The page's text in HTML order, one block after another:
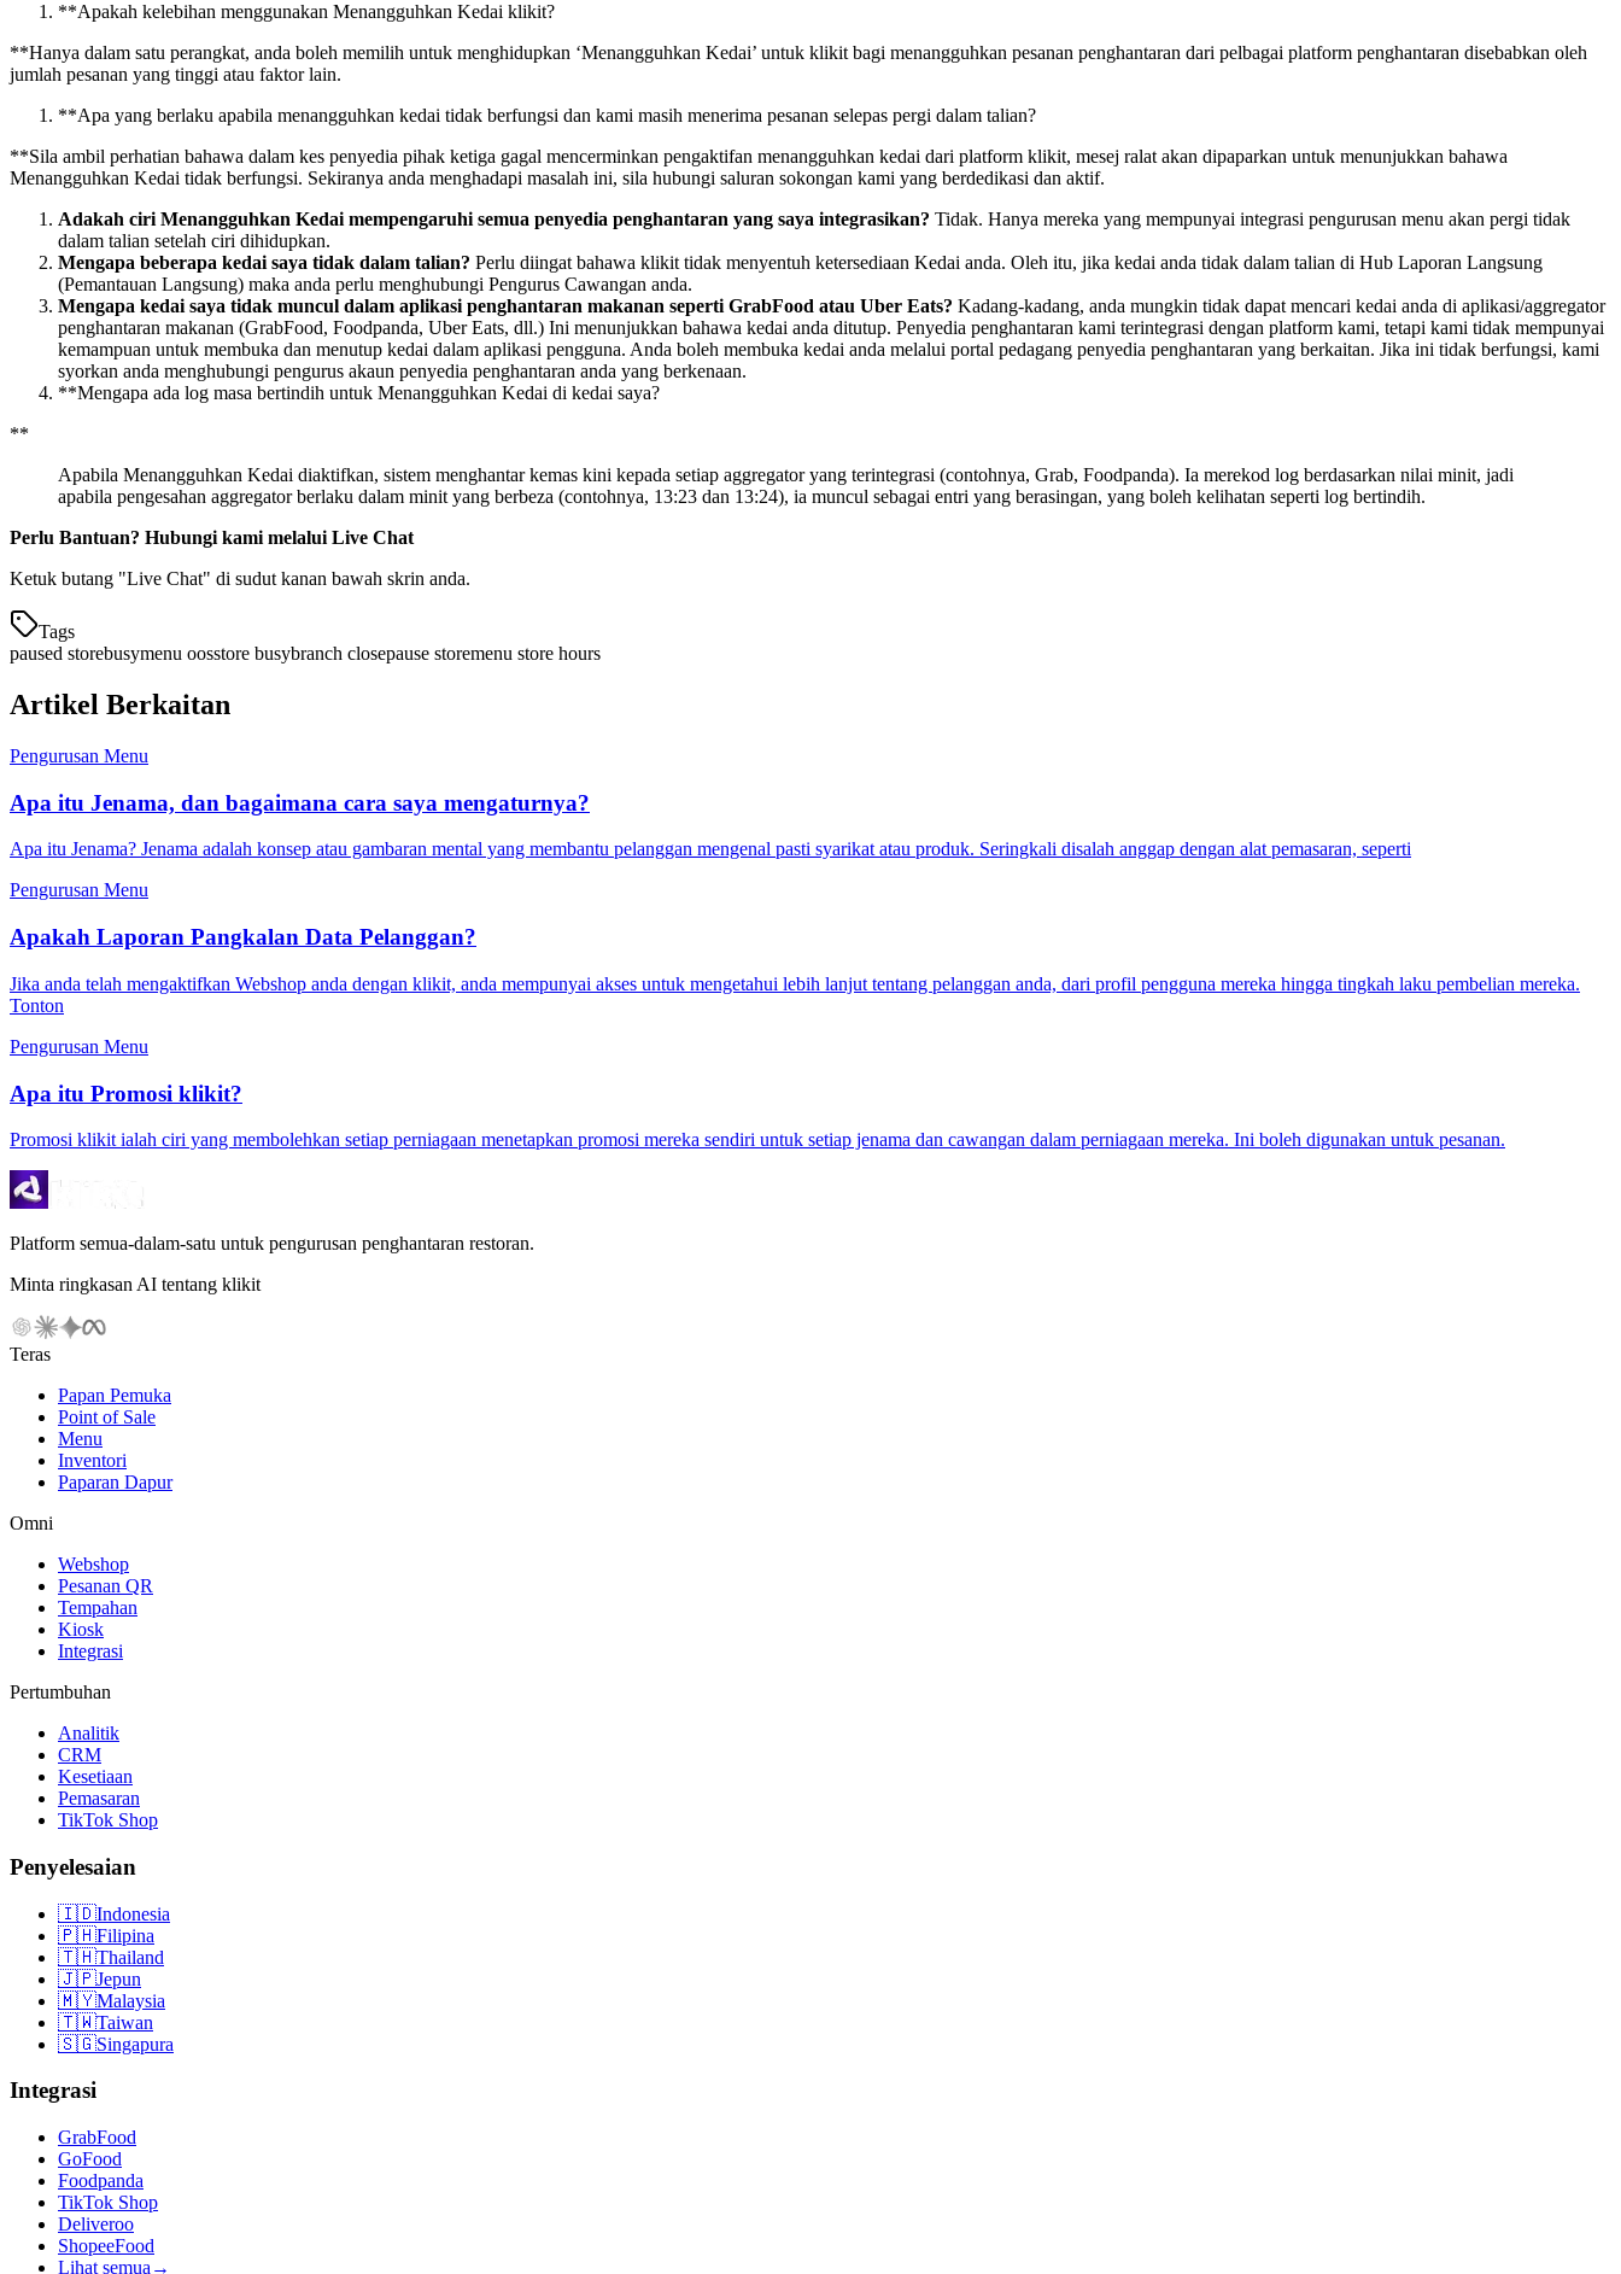
**Apakah kelebihan menggunakan Menangguhkan Kedai klikit?
**Hanya dalam satu perangkat, anda boleh memilih untuk menghidupkan ‘Menangguhkan Kedai’ untuk klikit bagi menangguhkan pesanan penghantaran dari pelbagai platform penghantaran disebabkan oleh
jumlah pesanan yang tinggi atau faktor lain.
**Apa yang berlaku apabila menangguhkan kedai tidak berfungsi dan kami masih menerima pesanan selepas pergi dalam talian?
**Sila ambil perhatian bahawa dalam kes penyedia pihak ketiga gagal mencerminkan pengaktifan menangguhkan kedai dari platform klikit, mesej ralat akan dipaparkan untuk menunjukkan bahawa
Menangguhkan Kedai tidak berfungsi. Sekiranya anda menghadapi masalah ini, sila hubungi saluran sokongan kami yang berdedikasi dan aktif.
Adakah ciri Menangguhkan Kedai mempengaruhi semua penyedia penghantaran yang saya integrasikan? Tidak. Hanya mereka yang mempunyai integrasi pengurusan menu akan pergi tidak
dalam talian setelah ciri dihidupkan.
Mengapa beberapa kedai saya tidak dalam talian? Perlu diingat bahawa klikit tidak menyentuh ketersediaan Kedai anda. Oleh itu, jika kedai anda tidak dalam talian di Hub Laporan Langsung
(Pemantauan Langsung) maka anda perlu menghubungi Pengurus Cawangan anda.
Mengapa kedai saya tidak muncul dalam aplikasi penghantaran makanan seperti GrabFood atau Uber Eats? Kadang-kadang, anda mungkin tidak dapat mencari kedai anda di aplikasi/aggregator
penghantaran makanan (GrabFood, Foodpanda, Uber Eats, dll.) Ini menunjukkan bahawa kedai anda ditutup. Penyedia penghantaran kami terintegrasi dengan platform kami, tetapi kami tidak mempunyai
kemampuan untuk membuka dan menutup kedai dalam aplikasi pengguna. Anda boleh membuka kedai anda melalui portal pedagang penyedia penghantaran yang berkaitan. Jika ini tidak berfungsi, kami
syorkan anda menghubungi pengurus akaun penyedia penghantaran anda yang berkenaan.
**Mengapa ada log masa bertindih untuk Menangguhkan Kedai di kedai saya?
**
Apabila Menangguhkan Kedai diaktifkan, sistem menghantar kemas kini kepada setiap aggregator yang terintegrasi (contohnya, Grab, Foodpanda). Ia merekod log berdasarkan nilai minit, jadi
apabila pengesahan aggregator berlaku dalam minit yang berbeza (contohnya, 13:23 dan 13:24), ia muncul sebagai entri yang berasingan, yang boleh kelihatan seperti log bertindih.
Perlu Bantuan? Hubungi kami melalui Live Chat
Ketuk butang "Live Chat" di sudut kanan bawah skrin anda.
Tags
paused storebusymenu oosstore busybranch closepause storemenu store hours
Artikel Berkaitan
Pengurusan Menu
Apa itu Jenama, dan bagaimana cara saya mengaturnya?
Apa itu Jenama? Jenama adalah konsep atau gambaran mental yang membantu pelanggan mengenal pasti syarikat atau produk. Seringkali disalah anggap dengan alat pemasaran, seperti
Pengurusan Menu
Apakah Laporan Pangkalan Data Pelanggan?
Jika anda telah mengaktifkan Webshop anda dengan klikit, anda mempunyai akses untuk mengetahui lebih lanjut tentang pelanggan anda, dari profil pengguna mereka hingga tingkah laku pembelian mereka.
Tonton
Pengurusan Menu
Apa itu Promosi klikit?
Promosi klikit ialah ciri yang membolehkan setiap perniagaan menetapkan promosi mereka sendiri untuk setiap jenama dan cawangan dalam perniagaan mereka. Ini boleh digunakan untuk pesanan.
Platform semua-dalam-satu untuk pengurusan penghantaran restoran.
Minta ringkasan AI tentang klikit
Teras
Papan Pemuka
Point of Sale
Menu
Inventori
Paparan Dapur
Omni
Webshop
Pesanan QR
Tempahan
Kiosk
Integrasi
Pertumbuhan
Analitik
CRM
Kesetiaan
Pemasaran
TikTok Shop
Penyelesaian
🇮🇩Indonesia
🇵🇭Filipina
🇹🇭Thailand
🇯🇵Jepun
🇲🇾Malaysia
🇹🇼Taiwan
🇸🇬Singapura
Integrasi
GrabFood
GoFood
Foodpanda
TikTok Shop
Deliveroo
ShopeeFood
Lihat semua →